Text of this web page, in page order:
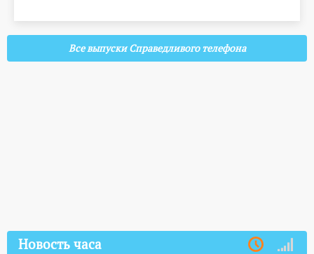
Все выпуски Справедливого телефона
Новость часа